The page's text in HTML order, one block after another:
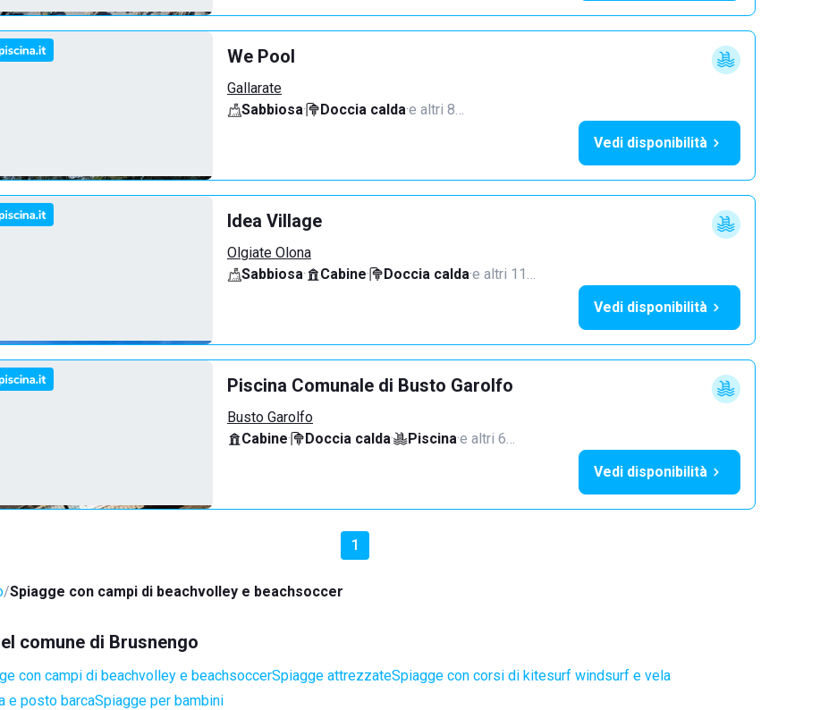
We Pool
Gallarate
Sabbiosa· Doccia calda·e altri 8…
Vedi disponibilità
Idea Village
Olgiate Olona
Sabbiosa· Cabine· Doccia calda·e altri 11…
Vedi disponibilità
Piscina Comunale di Busto Garolfo
Busto Garolfo
Cabine· Doccia calda· Piscina·e altri 6…
Vedi disponibilità
1
Spiagge con campi di beachvolley e beachsoccer
comune di Brusnengo
con campi di beachvolley e beachsoccerSpiagge attrezzateSpiagge con corsi di kitesurf windsurf e vela
e posto barcaSpiagge per bambini